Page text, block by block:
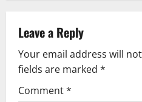
v
i
g
Leave a Reply
Your email address will
fields are marked *
Comment*